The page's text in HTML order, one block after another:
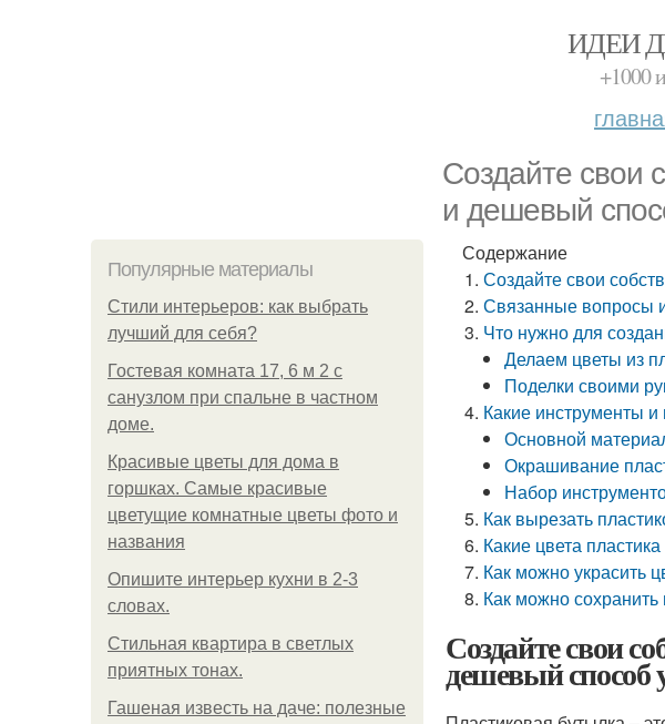
ИДЕИ
+1000
Создайте свои
и дешевый
Популярные материалы
Стили интерьеров: как выбрать
лучший для себя?
Гостевая комната 17, 6 м 2 с
санузлом при спальне в частном
доме.
Красивые цветы для дома в
горшках. Самые красивые
цветущие комнатные цветы фото и
названия
Опишите интерьер кухни в 2-3
словах.
Стильная квартира в светлых
приятных тонах.
Гашеная известь на даче: полезные
Содержание
Создайте свои
Связанные вопросы
Что нужно для
Делаем цветы из
Поделки своими
Какие инструменты
Основной
Окрашивание
Набор
Как вырезать
Какие цвета
Как можно украсить
Как можно сохранить
Создайте свои
дешевый способ